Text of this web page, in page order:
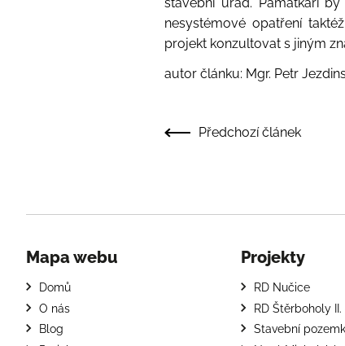
nesystémové opatření
projekt konzultovat s jiným
autor článku: Mgr. Petr
Předchozí článek
Mapa webu
Domů
O nás
Blog
Projekty
RD Nučice
RD Štěrboholy
Stavební